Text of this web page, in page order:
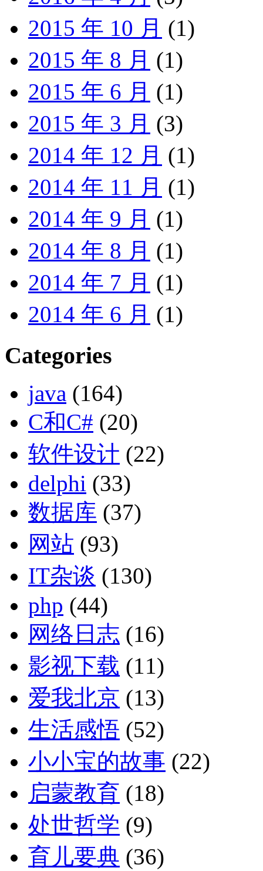
2015 年 10 月 (1)
2015 年 8 月 (1)
2015 年 6 月 (1)
2015 年 3 月 (3)
2014 年 12 月 (1)
2014 年 11 月 (1)
2014 年 9 月 (1)
2014 年 8 月 (1)
2014 年 7 月 (1)
2014 年 6 月 (1)
Categories
java (164)
C和C# (20)
软件设计 (22)
delphi (33)
数据库 (37)
网站 (93)
IT杂谈 (130)
php (44)
网络日志 (16)
影视下载 (11)
爱我北京 (13)
生活感悟 (52)
小小宝的故事 (22)
启蒙教育 (18)
处世哲学 (9)
育儿要典 (36)